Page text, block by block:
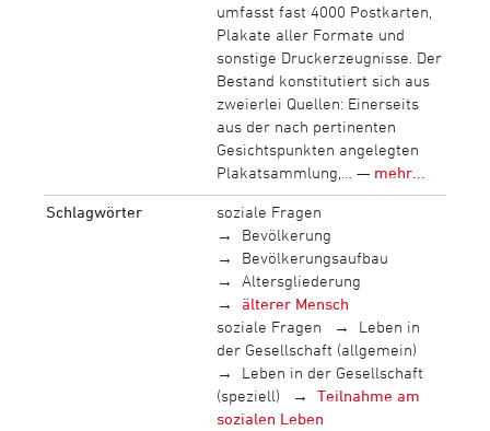
umfasst fast 4000 Postkarten,
Plakate aller Formate und
sonstige Druckerzeugnisse. Der
Bestand konstitutiert sich aus
zweierlei Quellen: Einerseits
aus der nach pertinenten
Gesichtspunkten angelegten
Plakatsammlung,… — mehr...
Schlagwörter
soziale Fragen
Bevölkerung
Bevölkerungsaufbau
Altersgliederung
älterer Mensch
soziale Fragen
Leben in
der Gesellschaft (allgemein)
Leben in der Gesellschaft
(speziell)
Teilnahme am
sozialen Leben